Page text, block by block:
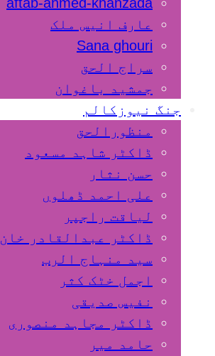
عارف انیس ملک
Sana ghouri
سراج الحق
جمشید باغوان
جنگ نیوزکالم
منظورالحق
ڈاکٹر شاہد مسعود
حسن نثار
علی احمد ڈھلوں
لیاقت راجپر
ڈاکٹر عبدالقادر خان
سید منہاج الرب
اجمل خٹک کثر
نفیس صدیقی
ڈاکٹر مجاہد منصوری
حامد میر